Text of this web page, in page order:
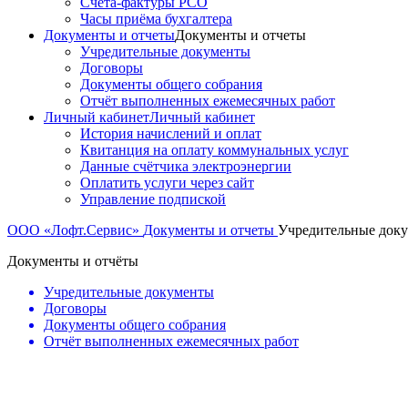
Часы приёма бухгалтера
Документы и отчетыДокументы и отчеты
Учредительные документы
Договоры
Документы общего собрания
Отчёт выполненных ежемесячных работ
Личный кабинетЛичный кабинет
История начислений и оплат
Квитанция на оплату коммунальных услуг
Данные счётчика электроэнергии
Оплатить услуги через сайт
Управление подпиской
ООО «Лофт.Сервис» Документы и отчеты Учредительные
Документы и отчёты
Учредительные документы
Договоры
Документы общего собрания
Отчёт выполненных ежемесячных работ